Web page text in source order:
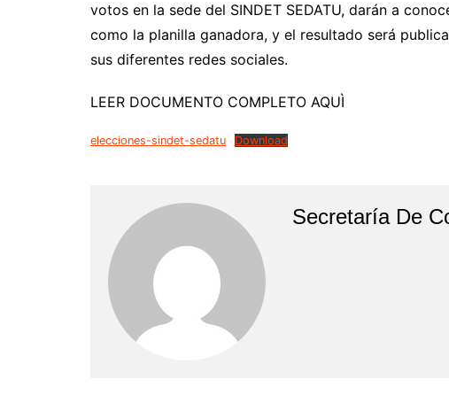
votos en la sede del SINDET SEDATU, darán a
como la planilla ganadora, y el resultado será
sus diferentes redes sociales.
LEER DOCUMENTO COMPLETO AQUÌ
elecciones-sindet-sedatu Download
Secretaría De